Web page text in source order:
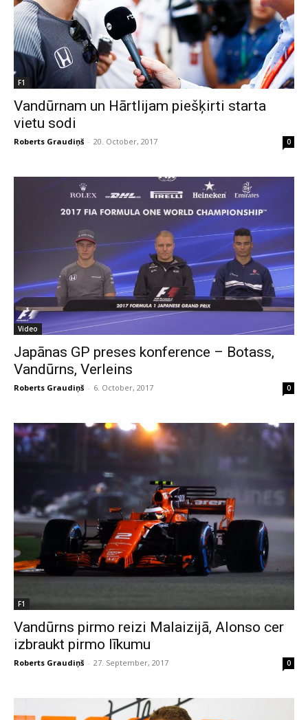
F1
Vandūrnam un Hārtlijam piešķirti starta
vietu sodi
Roberts Graudiņš - 20. October, 2017 0
Video
Japānas GP preses konference – Botass,
Vandūrns, Verleins
Roberts Graudiņš - 6. October, 2017 0
F1
Vandūrns pirmo reizi Malaizijā, Alonso cer
izbraukt pirmo līkumu
Roberts Graudiņš - 27. September, 2017 0